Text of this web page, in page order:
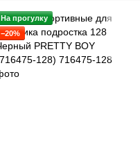
На прогулку
−20%